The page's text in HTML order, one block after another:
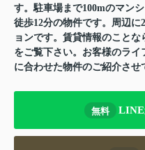
す。駐車場まで100mのマン
徒歩12分の物件です。周辺
ョンです。賃貸情報のこと
をご覧下さい。お客様のラ
に合わせた物件のご紹介させ
無料 LINE